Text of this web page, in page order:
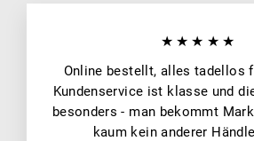
★★★★★
Online bestellt, alles tadellos
Kundenservice ist klasse und
besonders - man bekommt
kaum kein anderer